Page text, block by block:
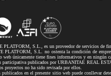
S.L., es un proveedor de servicios de
PLATFORM, S.L. no ostenta la condición de
únicamente tiene fines informativos y en ningún
participativa publicados por URBANITAE REAL
proyectos no ha sido revisada por ellos.
en el presente sitio web puede conllevar